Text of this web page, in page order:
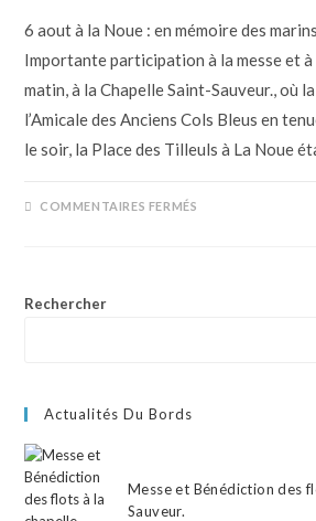
6 aout à la Noue : en mémoire des
Importante participation à la messe et
matin, à la Chapelle Saint-Sauveur., où
l’Amicale des Anciens Cols Bleus en
le soir, la Place des Tilleuls à La Noue
COMMENTAIRES FERMÉS
Rechercher
Actualités Du Bords
Messe et Bénédiction des
Sauveur.